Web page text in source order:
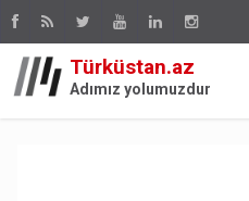
Türküstan.az
Adımız yolumuzdur